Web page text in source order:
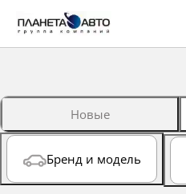
Новые
Бренд и модель